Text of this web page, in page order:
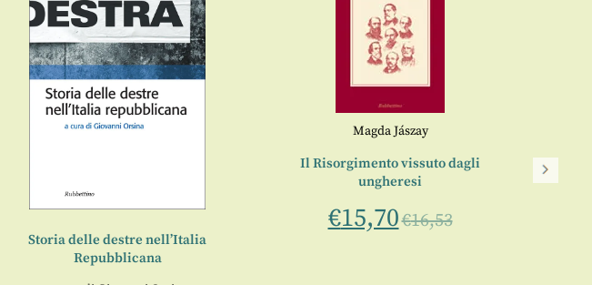
Storia delle destre nell’Italia
Repubblicana
Magda Jászay
Il Risorgimento vissuto dagli
ungheresi
€15,70€16,53